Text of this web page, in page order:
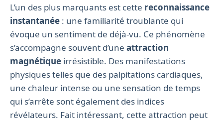
L’un des plus marquants est cette reconnaissance
instantanée : une familiarité troublante qui
évoque un sentiment de déjà-vu. Ce phénomène
s’accompagne souvent d’une attraction
magnétique irrésistible. Des manifestations
physiques telles que des palpitations cardiaques,
une chaleur intense ou une sensation de temps
qui s’arrête sont également des indices
révélateurs. Fait intéressant, cette attraction peut